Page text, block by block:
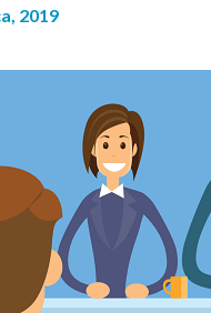
2019